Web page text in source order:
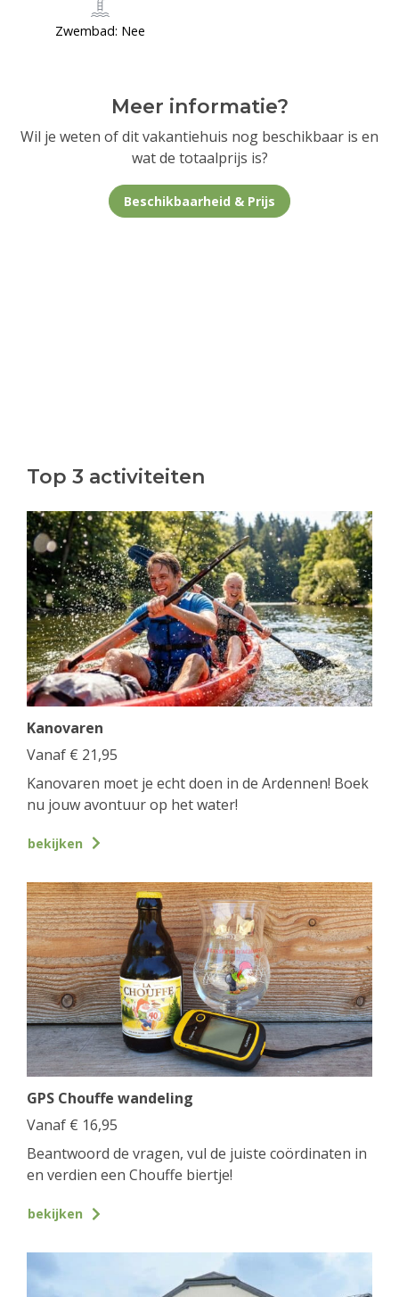
Zwembad: Nee
Meer informatie?
Wil je weten of dit vakantiehuis nog beschikbaar is en
wat de totaalprijs is?
Beschikbaarheid & Prijs
Top 3 activiteiten
Kanovaren
Vanaf € 21,95
Kanovaren moet je echt doen in de Ardennen! Boek
nu jouw avontuur op het water!
bekijken
GPS Chouffe wandeling
Vanaf € 16,95
Beantwoord de vragen, vul de juiste coördinaten in
en verdien een Chouffe biertje!
bekijken